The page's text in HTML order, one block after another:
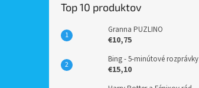
Top 10 produktov
Granna PUZLINO
€10,75
Bing - 5-minútové rozprávky
€15,10